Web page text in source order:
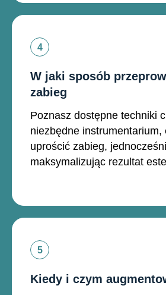
W jaki sposób
zabieg
Poznasz dostępne techniki
niezbędne instrumentarium,
uprościć zabieg,
maksymalizując rezultat
Kiedy i czym